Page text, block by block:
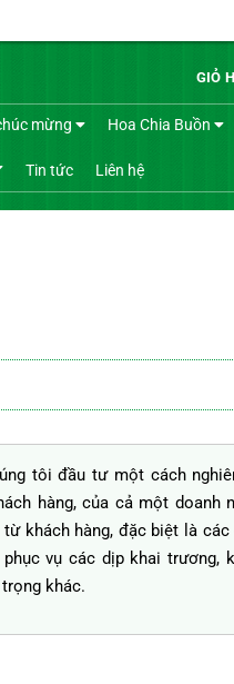
GIỎ
mừng Hoa Chia Buồn
Tin tức Liên hệ
tôi đầu tư một cách
hàng, của cả một doanh
khách hàng, đặc biệt là các
vụ các dịp khai trương,
khác.